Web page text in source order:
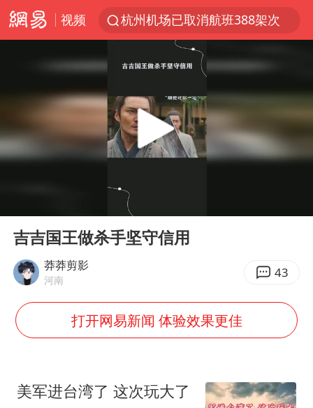
视频
杭州机场已取消航班388架次
白海豚北上或致京津冀暴雨
广西公开征集涉黑涉恶犯罪线索
看完所有石窟需2000元？景区回应
新疆一婚礼线上邀请引热议
构建更高水平的全民健身公共服务体系
韩军前线部队连曝丑闻
曹颖儿子首次演长剧
Play
吉吉国王做杀手坚守信用
莽莽剪影
河南 43
打开网易新闻 体验效果更佳
美军进台湾了 这次玩大了